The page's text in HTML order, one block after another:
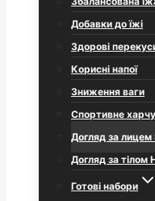
Добавки до їжі
Здорові
Корисні напої
Зниження ваги
Спортивне
Догляд за лицем
Догляд за тілом
Готові набори